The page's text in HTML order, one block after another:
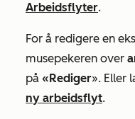
Arbeidsflyter.
For å redigere en
musepekeren over
på «Rediger». Eller
ny arbeidsflyt.